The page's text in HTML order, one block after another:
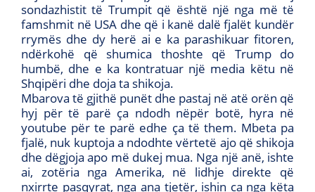
sondazhistit të Trumpit që është një nga më të
famshmit në USA dhe që i kanë dalë fjalët kundër
rrymës dhe dy herë ai e ka parashikuar fitoren,
ndërkohë që shumica thoshte që Trump do
humbë, dhe e ka kontratuar një media këtu në
Shqipëri dhe doja ta shikoja.
Mbarova të gjithë punët dhe pastaj në atë orën që
hyj për të parë ça ndodh nëpër botë, hyra në
youtube për te parë edhe ça të them. Mbeta pa
fjalë, nuk kuptoja a ndodhte vërtetë ajo që shikoja
dhe dëgjoja apo më dukej mua. Nga një anë, ishte
ai, zotëria nga Amerika, në lidhje direkte që
nxirrte pasqyrat, nga ana tjetër, ishin ca nga këta